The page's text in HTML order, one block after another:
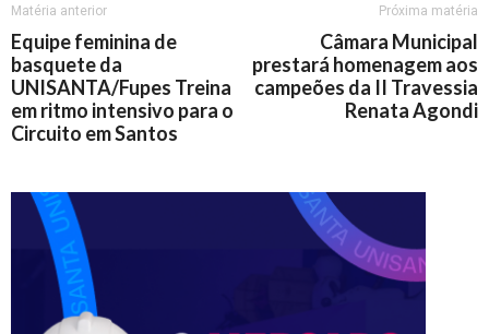
Matéria anterior
Equipe feminina de
basquete da
UNISANTA/Fupes Treina
em ritmo intensivo para o
Circuito em Santos
Próxima matéria
Câmara Municipal
prestará homenagem aos
campeões da II Travessia
Renata Agondi